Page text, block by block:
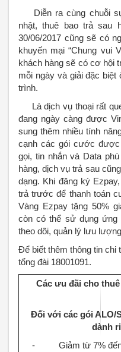
Diễn ra cùng chuỗi
nhật, thuê bao trả sau
30/06/2017 cũng sẽ có
khuyến mại “Chung vui
khách hàng sẽ có cơ hội
mỗi ngày và giải đặc
trình.
Là dịch vụ thoại rất
đang ngày càng được
sung thêm nhiều tính
cạnh các gói cước
gọi, tin nhắn và Data
hàng, dịch vụ trả sau
dạng. Khi đăng ký
trả trước để thanh toán
Vàng Ezpay tặng 50%
còn có thể sử dụng ứng
theo dõi, quản lý lưu
Để biết thêm thông tin chi
tổng đài 18001091.
Các ưu đãi cho
Đối với các gói ALO/
dành
- Giảm từ 7% đến